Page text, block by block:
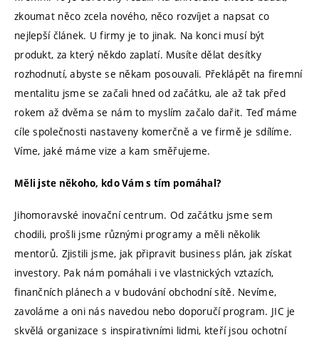
zkoumat něco zcela nového, něco rozvíjet a napsat co
nejlepší článek. U firmy je to jinak. Na konci musí být
produkt, za který někdo zaplatí. Musíte dělat desítky
rozhodnutí, abyste se někam posouvali. Překlápět na firemní
mentalitu jsme se začali hned od začátku, ale až tak před
rokem až dvěma se nám to myslím začalo dařit. Teď máme
cíle společnosti nastaveny komerčně a ve firmě je sdílíme.
Víme, jaké máme vize a kam směřujeme.
Měli jste někoho, kdo Vám s tím pomáhal?
Jihomoravské inovační centrum. Od začátku jsme sem
chodili, prošli jsme různými programy a měli několik
mentorů. Zjistili jsme, jak připravit business plán, jak získat
investory. Pak nám pomáhali i ve vlastnických vztazích,
finančních plánech a v budování obchodní sítě. Nevíme,
zavoláme a oni nás navedou nebo doporučí program. JIC je
skvělá organizace s inspirativními lidmi, kteří jsou ochotní